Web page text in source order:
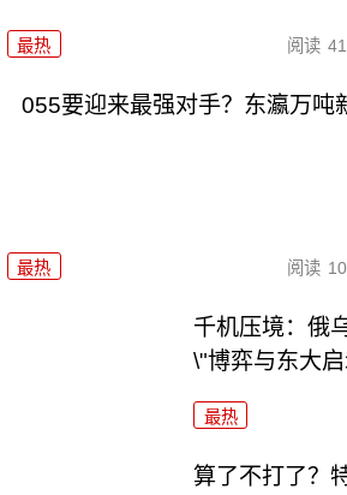
最热 阅读
055要迎来最强对手？东瀛万吨
最热 阅读
千机压境：俄
\"博弈与东大
最热
算了不打了？